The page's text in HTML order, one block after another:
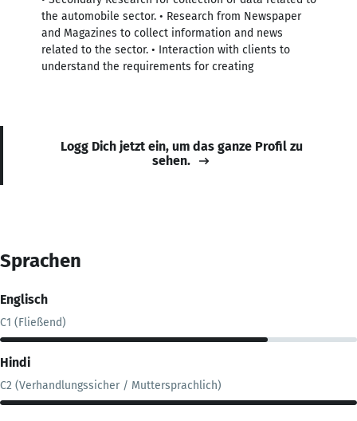
the automobile sector. • Research from Newspaper
and Magazines to collect information and news
related to the sector. • Interaction with clients to
understand the requirements for creating
Logg Dich jetzt ein, um das ganze Profil zu
sehen.
Sprachen
Englisch
C1 (Fließend)
Hindi
C2 (Verhandlungssicher / Muttersprachlich)